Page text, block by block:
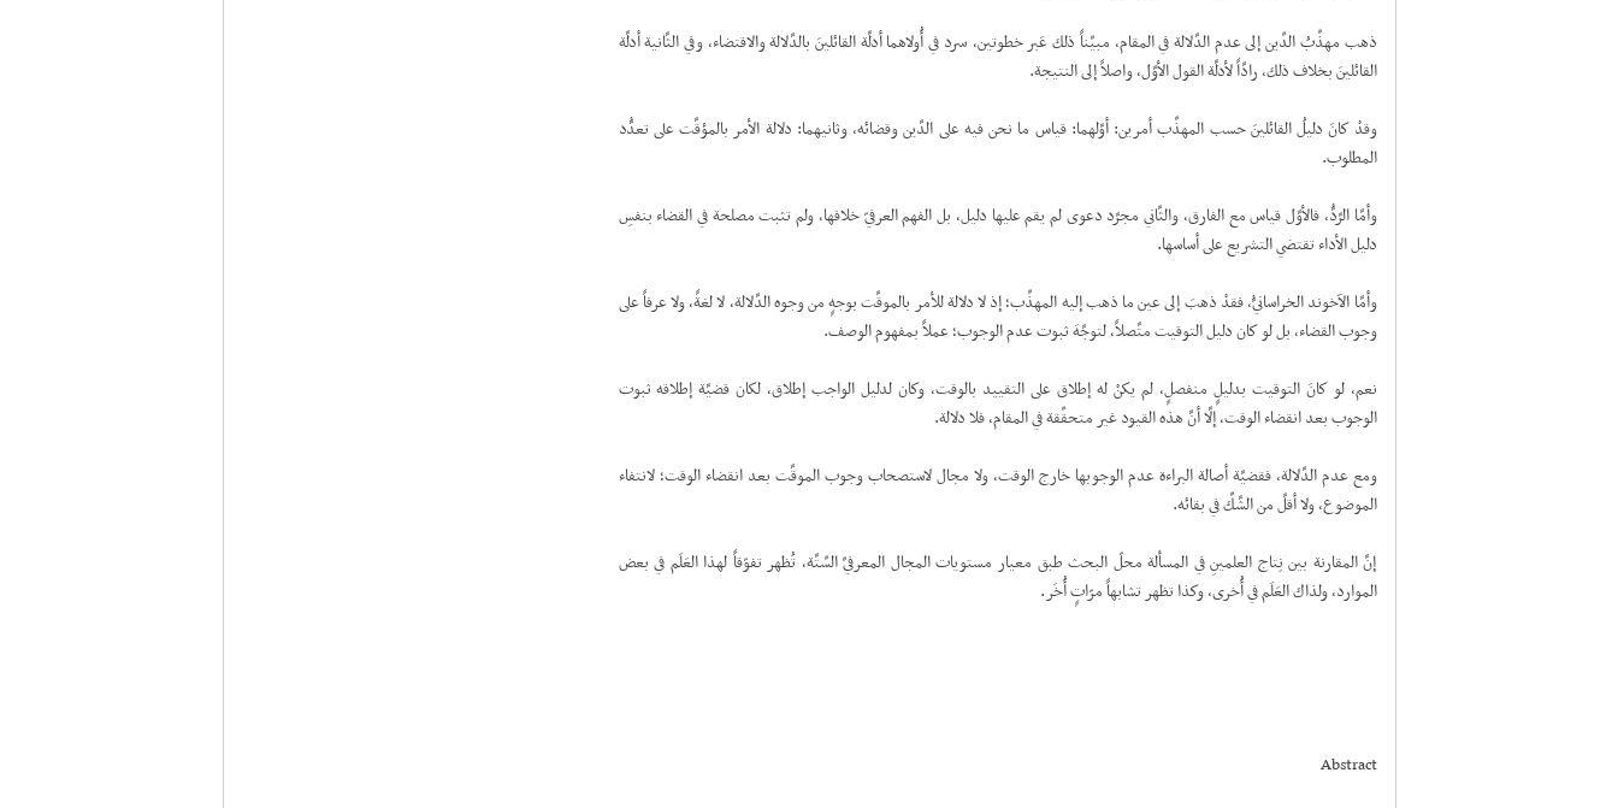
ذهب مهذِّبُ الدِّين إلى عدم الدَّلالة في المقام، مبيِّناً ذلك عَبر خطوتين، سرد في أُولاهما أدلَّة القائلينَ بالدَّلالة والاقتضاء، وفي الثَّانية أدلَّة
القائلينَ بخلاف ذلك، رادَّاً لأدلَّة القول الأوَّل، واصلاً إلى النتيجة.
وقدْ كانَ دليلُ القائلينَ حسب المهذِّب أمرين: أوَّلهما: قياس ما نحن فيه على الدَّين وقضائه، وثانيهما: دلالة الأمر بالمؤقَّت على تعدُّد
المطلوب.
وأمَّا الرَّدُّ، فالأوَّل قياس مع الفارق، والثَّاني مجرَّد دعوى لم يقم عليها دليل، بل الفهم العرفيّ خلافها، ولم تثبت مصلحة في القضاء بنفسِ
دليل الأداء تقتضي التشريع على أساسها.
وأمَّا الآخوند الخراسانيُّ، فقدْ ذهبَ إلى عين ما ذهب إليه المهذِّب؛ إذ لا دلالة للأمر بالموقَّت بوجهٍ من وجوه الدَّلالة، لا لغةً، ولا عرفاً على
وجوب القضاء، بل لو كان دليل التوقيت متَّصلاً، لتوجَّهَ ثبوت عدم الوجوب؛ عملاً بمفهوم الوصف.
نعم، لو كانَ التوقيت بدليلٍ منفصلٍ، لم يكنْ له إطلاق على التقييد بالوقت، وكان لدليل الواجب إطلاق، لكان قضيَّة إطلاقه ثبوت
الوجوب بعد انقضاء الوقت، إلَّا أنَّ هذه القيود غير متحقِّقة في المقام، فلا دلالة.
ومع عدم الدَّلالة، فقضيَّة أصالة البراءة عدم الوجوبها خارج الوقت، ولا مجال لاستصحاب وجوب الموقَّت بعد انقضاء الوقت؛ لانتفاء
الموضوع، ولا أقلَّ من الشَّكِّ في بقائه.
إنَّ المقارنة بين نِتاج العلمينِ في المسألة محلّ البحث طبق معيار مستويات المجال المعرفيِّ السِّتَّة، تُظهر تفوّقاً لهذا العَلَم في بعض
الموارد، ولذاك العَلَم في أُخرى، وكذا تظهر تشابهاً مرّاتٍ أُخَر.
Abstract